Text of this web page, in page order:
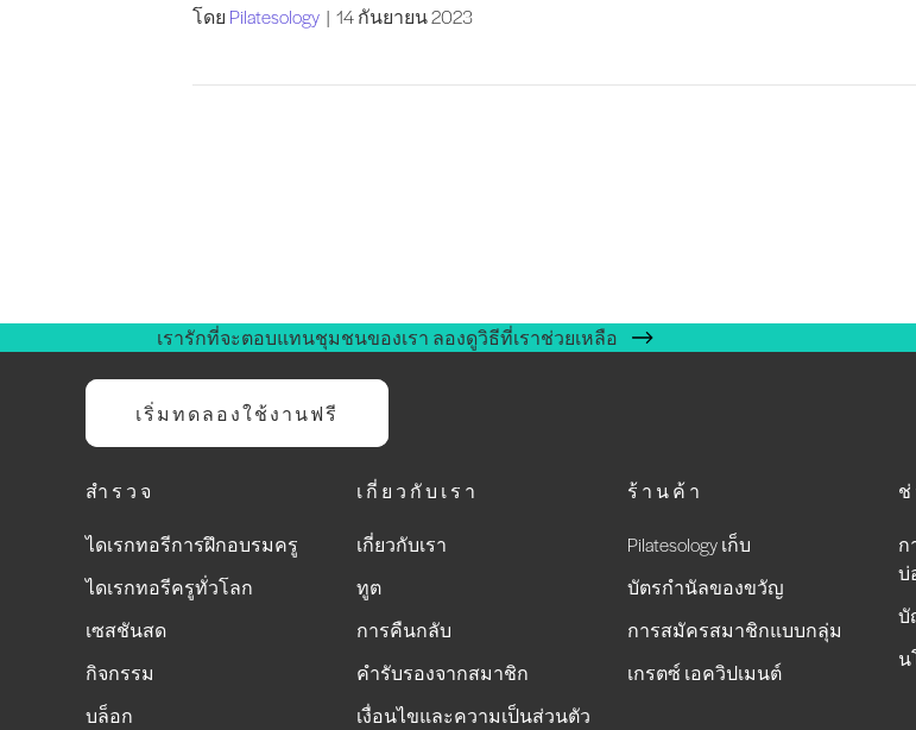
โดย Pilatesology | 14 กันยายน 2023
เรารักที่จะตอบแทนชุมชนของเรา ลองดูวิธีที่เราช่วยเหลือ
เริ่มทดลองใช้งานฟรี
สำรวจ
ไดเรกทอรีการฝึกอบรมครู
ไดเรกทอรีครูทั่วโลก
เซสชันสด
กิจกรรม
บล็อก
เกี่ยวกับเรา
เกี่ยวกับเรา
ทูต
การคืนกลับ
คำรับรองจากสมาชิก
เงื่อนไขและความเป็นส่วนตัว
ร้านค้า
Pilatesology เก็บ
บัตรกำนัลของขวัญ
การสมัครสมาชิกแบบกลุ่ม
เกรตซ์ เอควิปเมนต์
ก
บ่
บั
น